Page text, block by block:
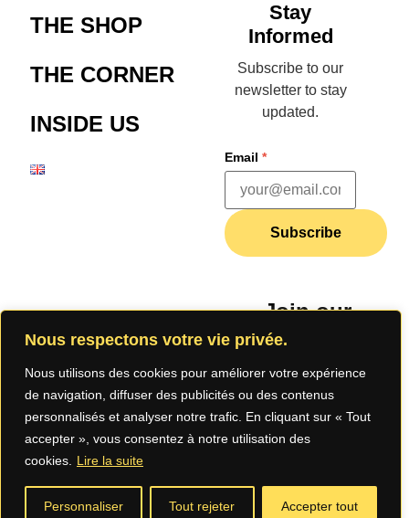
Nous respectons votre vie privée.
Nous utilisons des cookies pour améliorer votre expérience
de navigation, diffuser des publicités ou des contenus
personnalisés et analyser notre trafic. En cliquant sur « Tout
accepter », vous consentez à notre utilisation des
cookies.
Lire la suite
Personnaliser Tout rejeter Accepter tout
THE SHOP
THE CORNER
INSIDE US
Stay
Informed
Subscribe to our
newsletter to stay
updated.
Email *
Subscribe
Join our
community
Policy (App)
Use (App)